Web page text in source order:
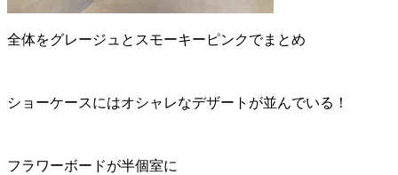
全体をグレージュとスモーキーピンクでまとめ
ショーケースにはオシャレなデザートが並んでいる！
フラワーボードが半個室に